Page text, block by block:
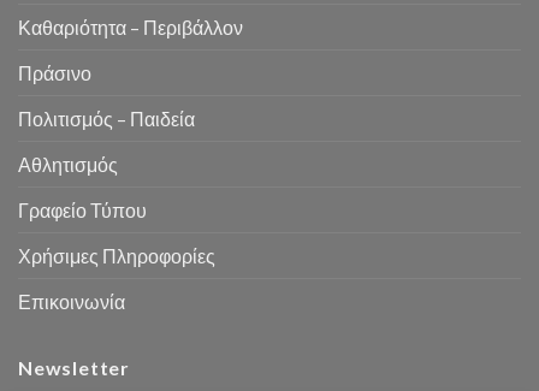
Καθαριότητα – Περιβάλλον
Πράσινο
Πολιτισμός – Παιδεία
Αθλητισμός
Γραφείο Τύπου
Χρήσιμες Πληροφορίες
Επικοινωνία
Newsletter